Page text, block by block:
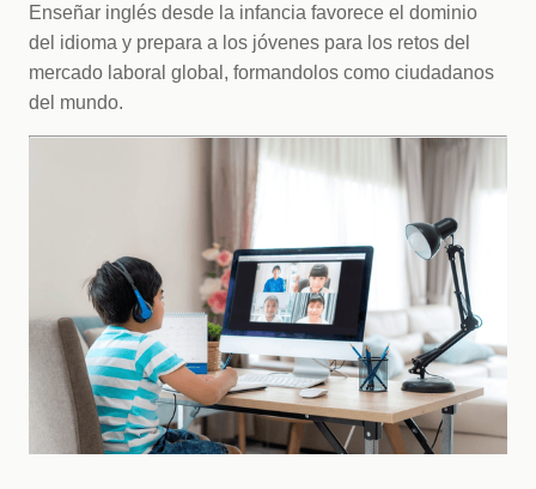
Enseñar inglés desde la infancia favorece el dominio
del idioma y prepara a los jóvenes para los retos del
mercado laboral global, formandolos como ciudadanos
del mundo.